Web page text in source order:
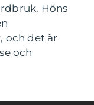
Höns
och det är
och